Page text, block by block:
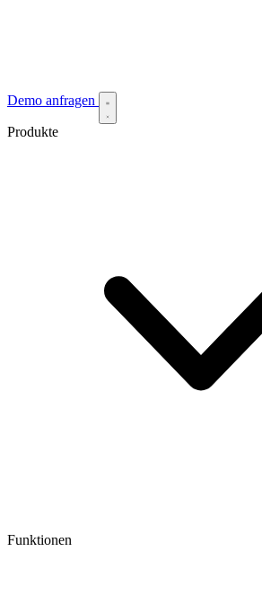
Demo anfragen
Produkte
Funktionen